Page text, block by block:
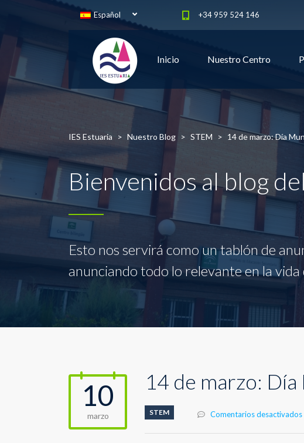
Español +34 959 524 146
Inicio Nuestro Centro
IES Estuaria > Nuestro Blog > STEM > 14 de marzo: Día
Bienvenidos al blog
Esto nos servirá como un tablón de
anunciando todo lo relevante en la
10
marzo
14 de marzo:
STEM Comentarios desactivados